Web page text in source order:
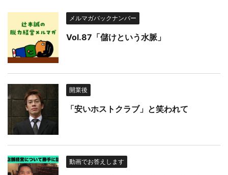
メルマガバックナンバー
Vol.87「儲けという水脈」
開業後
「安いホストクラブ」と笑われて
動画でお答えします